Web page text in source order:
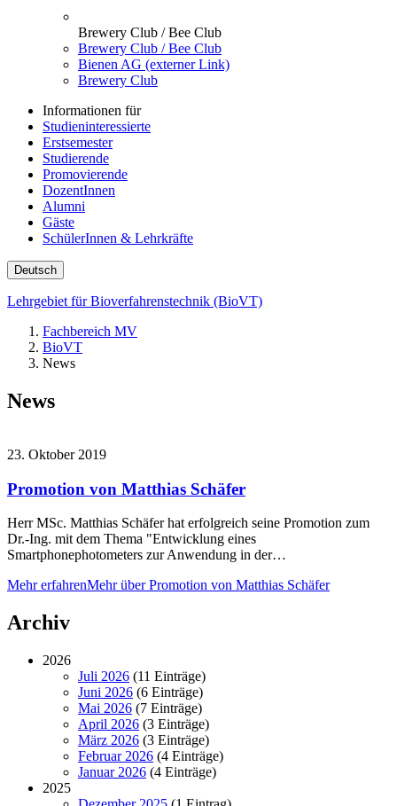
Brewery Club / Bee Club
Brewery Club / Bee Club
Bienen AG (externer Link)
Brewery Club
Informationen für
Studieninteressierte
Erstsemester
Studierende
Promovierende
DozentInnen
Alumni
Gäste
SchülerInnen & Lehrkräfte
Deutsch
Lehrgebiet für Bioverfahrenstechnik (BioVT)
Fachbereich MV
BioVT
News
News
23. Oktober 2019
Promotion von Matthias Schäfer
Herr MSc. Matthias Schäfer hat erfolgreich seine Promotion zum
Dr.-Ing. mit dem Thema "Entwicklung eines
Smartphonephotometers zur Anwendung in der…
Mehr erfahrenMehr über Promotion von Matthias Schäfer
Archiv
2026
Juli 2026 (11 Einträge)
Juni 2026 (6 Einträge)
Mai 2026 (7 Einträge)
April 2026 (3 Einträge)
März 2026 (3 Einträge)
Februar 2026 (4 Einträge)
Januar 2026 (4 Einträge)
2025